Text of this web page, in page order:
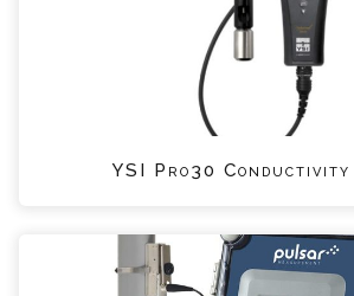
YSI Pro30